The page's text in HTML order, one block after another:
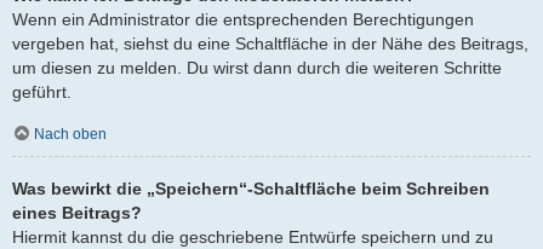
Wenn ein Administrator die entsprechenden Berechtigungen
vergeben hat, siehst du eine Schaltfläche in der Nähe des Beitrags,
um diesen zu melden. Du wirst dann durch die weiteren Schritte
geführt.
Nach oben
Was bewirkt die „Speichern“-Schaltfläche beim Schreiben
eines Beitrags?
Hiermit kannst du die geschriebene Entwürfe speichern und zu